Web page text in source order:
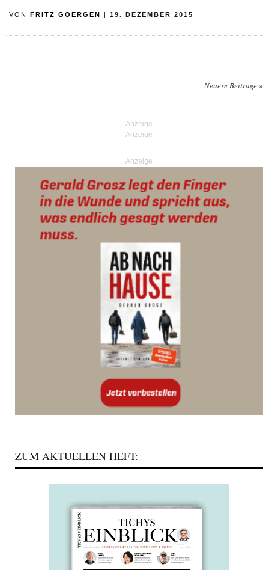
VON FRITZ GOERGEN | 19. DEZEMBER 2015
Neuere Beiträge»
Anzeige
ZUM AKTUELLEN HEFT: